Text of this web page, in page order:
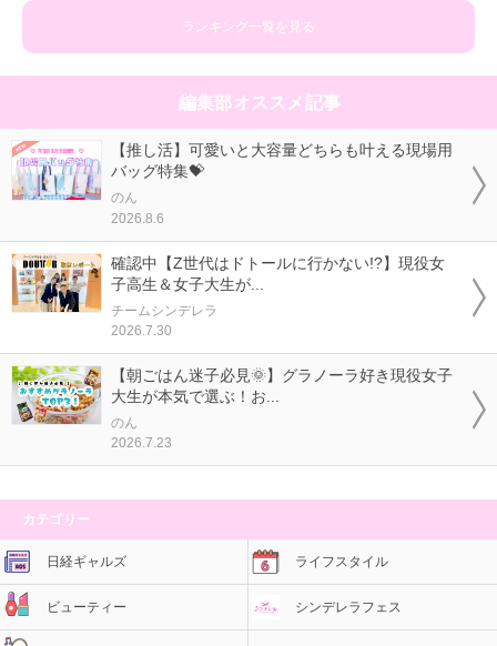
ランキング一覧を見る
編集部オススメ記事
【推し活】可愛いと大容量どちらも叶える現場用
バッグ特集💝
のん
2026.8.6
確認中【Z世代はドトールに行かない!?】現役女
子高生＆女子大生が...
チームシンデレラ
2026.7.30
【朝ごはん迷子必見🌞】グラノーラ好き現役女子
大生が本気で選ぶ！お...
のん
2026.7.23
カテゴリー
日経ギャルズ ライフスタイル
ビューティー シンデレラフェス